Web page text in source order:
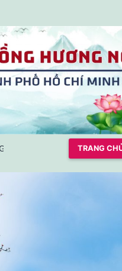
NGHỆ AN TẠITRANG